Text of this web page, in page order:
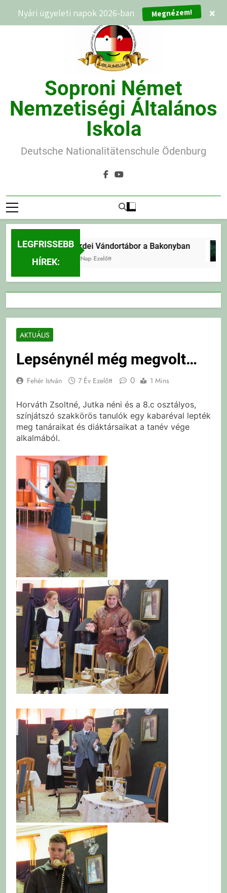
Soproni Német
Nemzetiségi Általános
Iskola
Deutsche Nationalitätenschule Ödenburg
LEGFRISSEBB
HÍREK:
Erdei Vándortábor a Bakonyban
2 Nap Ezelőtt
AKTUÁLIS
Lepsénynél még megvolt…
Fehér István 7 Év Ezelőtt 0 1 Mins
Horváth Zsoltné, Jutka néni és a 8.c osztályos,
színjátszó szakkörös tanulók egy kabaréval lepték
meg tanáraikat és diáktársaikat a tanév vége
alkalmából.
Nyári ügyeleti napok 2026-ban Megnézem! ×